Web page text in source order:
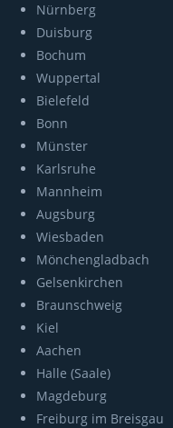
Nürnberg
Duisburg
Bochum
Wuppertal
Bielefeld
Bonn
Münster
Karlsruhe
Mannheim
Augsburg
Wiesbaden
Mönchengladbach
Gelsenkirchen
Braunschweig
Kiel
Aachen
Halle (Saale)
Magdeburg
Freiburg im Breisgau